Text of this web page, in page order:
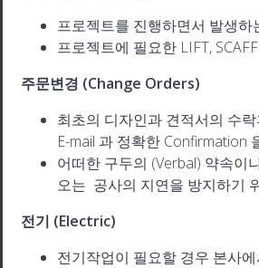
프로젝트를 진행하면서 발생
프로젝트에 필요한 LIFT,
주문변경 (Change Orders)
최초의 디자인과 견적서의 수
E-mail 과 정확한 Confirmation
어떠한 구두의 (Verbal) 약속이
오는 공사의 지연을 방지하기
전기 (Electric)
전기작업이 필요할 경우 본사